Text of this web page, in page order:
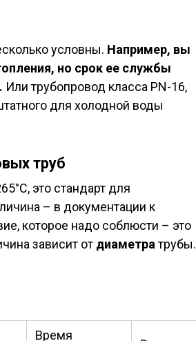
условны. Например, вы
но срок ее службы
Или трубопровод класса PN-16,
для холодной воды
труб
это стандарт для
– в документации к
которое надо соблюсти – это
зависит от диаметратрубы.
Время